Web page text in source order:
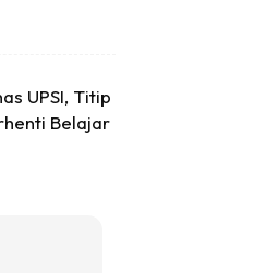
UPSI, Titip
Belajar